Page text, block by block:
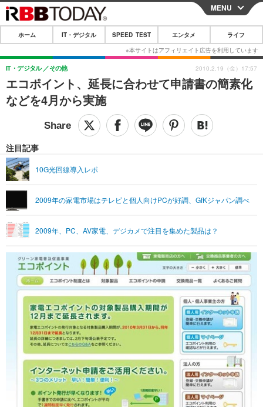
CLOSE
ホーム
IT・デジタル
IT・デジタルTOP スマートフォン
ショッピング その他
SPEED TEST
エンタメTOP 映画・ドラマ
グラビア ブログ
ショッピング その他
ライフTOP
リリース一覧
プッシュ通知の停止方法
MENU
ホーム IT・デジタル SPEED TEST エンタメ ライフ
エコポイント、延長に合わせて申請書の簡素化
などを4月から実施
IT・デジタル その他
注目記事
10G光回線導入レポ
2009年の家電市場はテレビと個人向けPCが好調、GfKジャパン調べ
2009年、PC、AV家電、デジカメで注目を集めた製品は？
2010.2.19（金）17:57